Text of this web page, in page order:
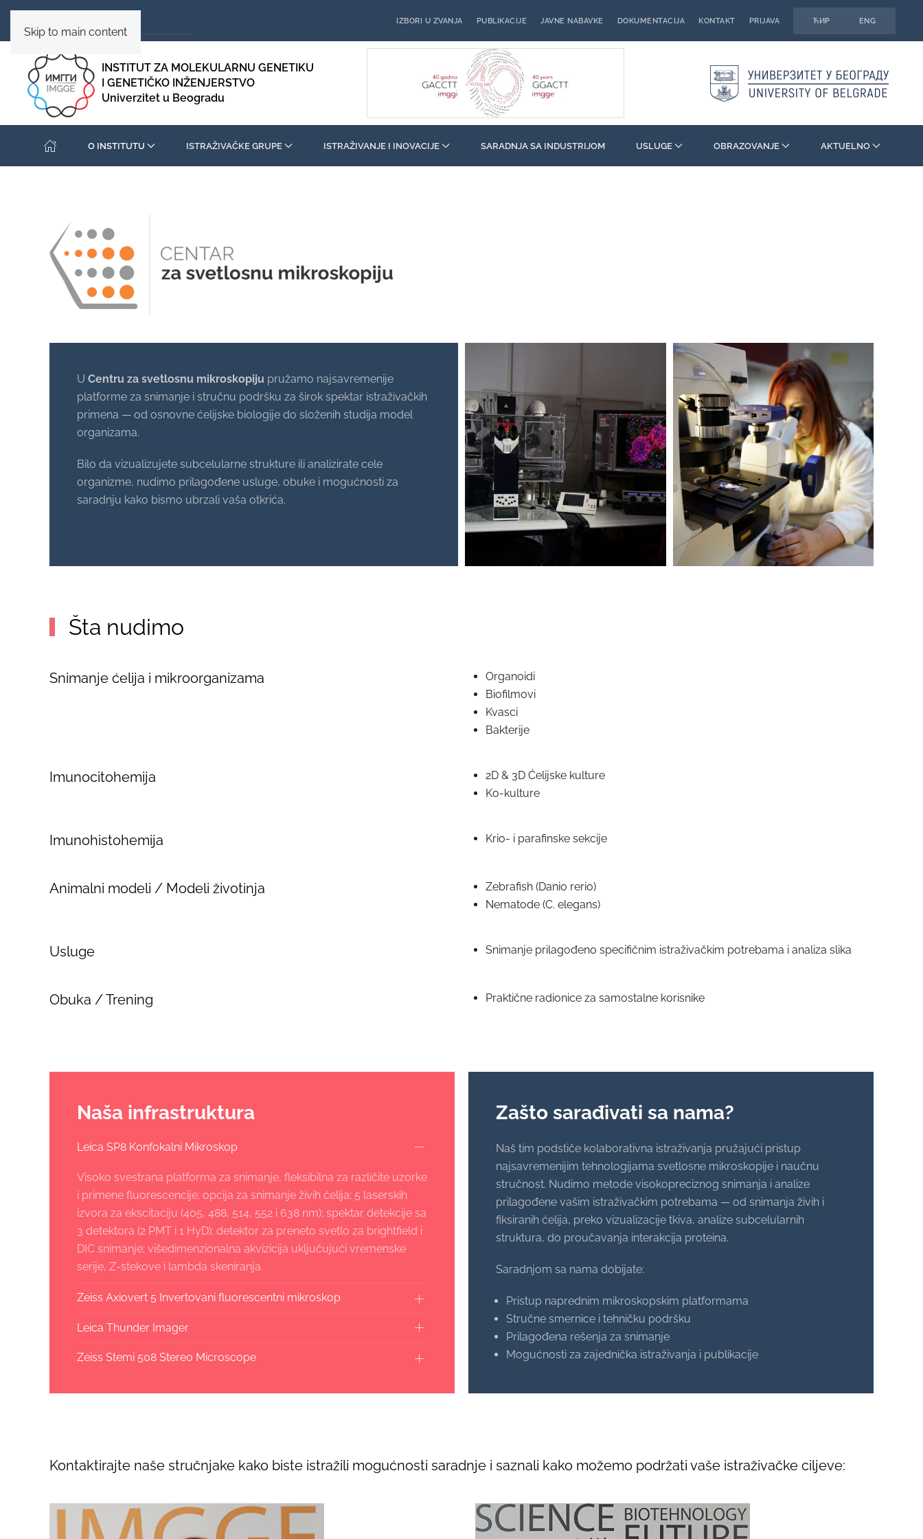
Skip to main content
IZBORI U ZVANJA PUBLIKACIJE JAVNE NABAVKE DOKUMENTACIJA KONTAKT PRIJAVA ЋИР ENG
INSTITUT ZA MOLEKULARNU GENETIKU
I GENETIČKO INŽENJERSTVO
Univerzitet u Beogradu
O INSTITUTU ISTRAŽIVAČKE GRUPE ISTRAŽIVANJE I INOVACIJE SARADNJA SA INDUSTRIJOM USLUGE OBRAZOVANJE AKTUELNO
U Centru za svetlosnu mikroskopiju pružamo najsavremenije
platforme za snimanje i stručnu podršku za širok spektar istraživačkih
primena — od osnovne ćelijske biologije do složenih studija model
organizama.
Bilo da vizualizujete subcelularne strukture ili analizirate cele
organizme, nudimo prilagođene usluge, obuke i mogućnosti za
saradnju kako bismo ubrzali vaša otkrića.
Šta nudimo
Snimanje ćelija i mikroorganizama
Organoidi
Biofilmovi
Kvasci
Bakterije
Imunocitohemija
2D & 3D Ćelijske kulture
Ko-kulture
Imunohistohemija Krio- i parafinske sekcije
Animalni modeli / Modeli životinja
Zebrafish (Danio rerio)
Nematode (C. elegans)
Usluge Snimanje prilagođeno specifičnim istraživačkim potrebama i analiza slika
Obuka / Trening Praktične radionice za samostalne korisnike
Naša infrastruktura
Leica SP8 Konfokalni Mikroskop
Visoko svestrana platforma za snimanje, fleksibilna za različite uzorke
i primene fluorescencije; opcija za snimanje živih ćelija; 5 laserskih
izvora za ekscitaciju (405, 488, 514, 552 i 638 nm); spektar detekcije sa
3 detektora (2 PMT i 1 HyD); detektor za preneto svetlo za brightfield i
DIC snimanje; višedimenzionalna akvizicija uključujući vremenske
serije, Z-stekove i lambda skeniranja.
Zeiss Axiovert 5 Invertovani fluorescentni mikroskop
Leica Thunder Imager
Zeiss Stemi 508 Stereo Microscope
Zašto sarađivati sa nama?
Naš tim podstiče kolaborativna istraživanja pružajući pristup
najsavremenijim tehnologijama svetlosne mikroskopije i naučnu
stručnost. Nudimo metode visokopreciznog snimanja i analize
prilagođene vašim istraživačkim potrebama — od snimanja živih i
fiksiranih ćelija, preko vizualizacije tkiva, analize subcelularnih
struktura, do proučavanja interakcija proteina.
Saradnjom sa nama dobijate:
Pristup naprednim mikroskopskim platformama
Stručne smernice i tehničku podršku
Prilagođena rešenja za snimanje
Mogućnosti za zajednička istraživanja i publikacije
Kontaktirajte naše stručnjake kako biste istražili mogućnosti saradnje i saznali kako možemo podržati vaše istraživačke ciljeve: